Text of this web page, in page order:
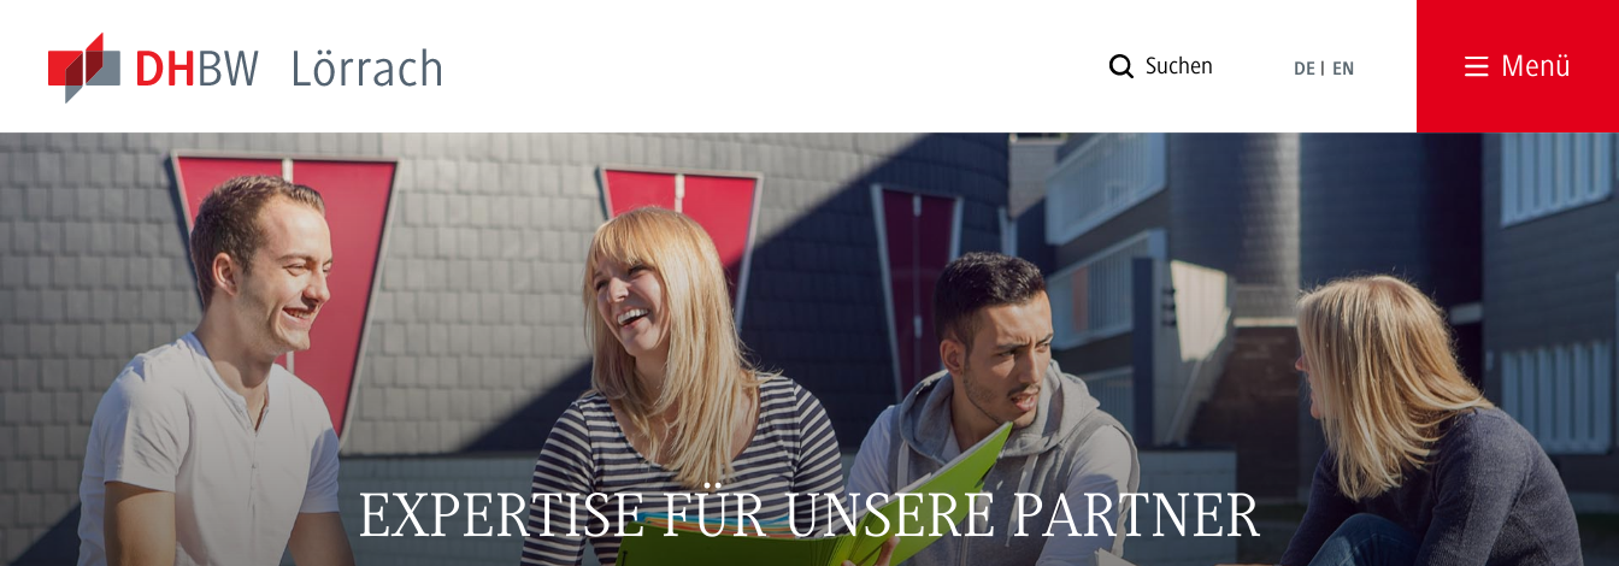
DE EN Menü
EXPERTISE FÜR UNSERE PARTNER